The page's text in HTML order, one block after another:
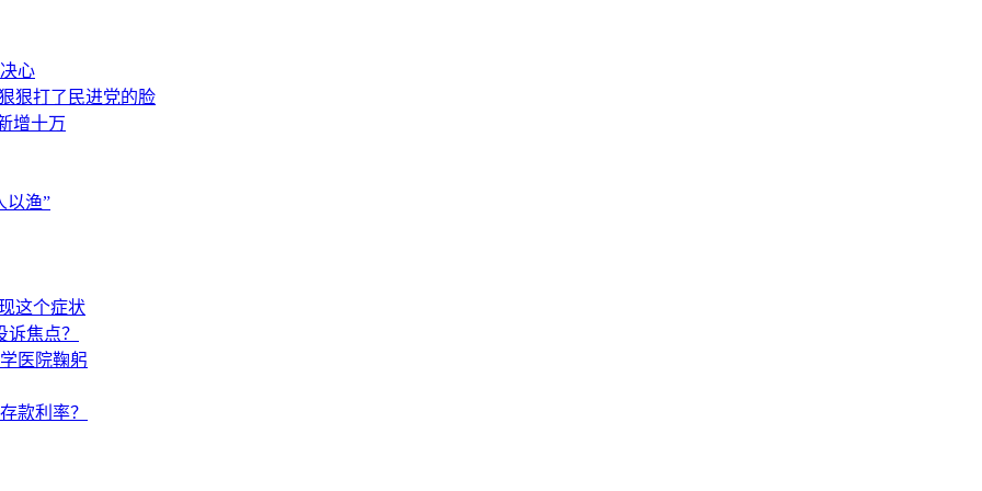
心
狠打了民进党的脸
增十万
以渔”
这个症状
焦点？
医院鞠躬
款利率？